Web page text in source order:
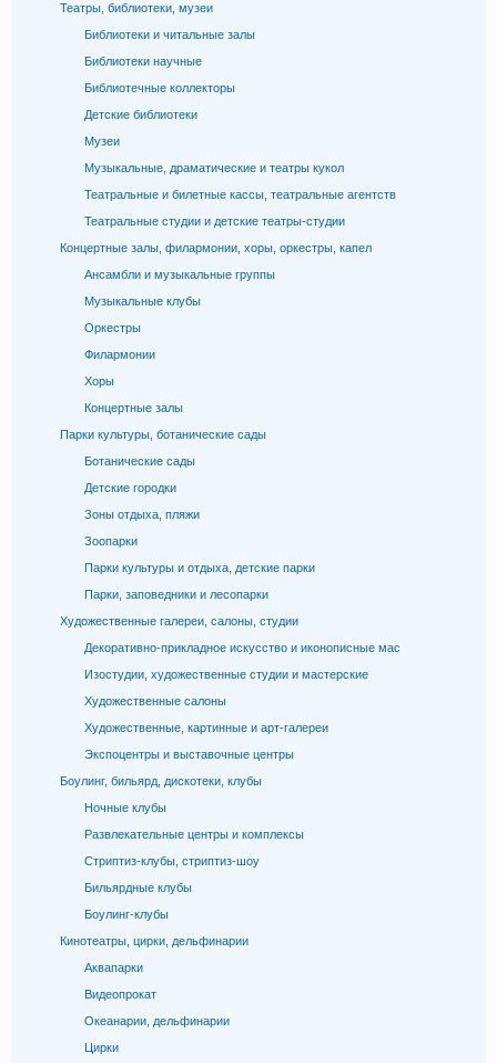
Театры, библиотеки, музеи
Библиотеки и читальные залы
Библиотеки научные
Библиотечные коллекторы
Детские библиотеки
Музеи
Музыкальные, драматические и театры кукол
Театральные и билетные кассы, театральные агентств
Театральные студии и детские театры-студии
Концертные залы, филармонии, хоры, оркестры, капел
Ансамбли и музыкальные группы
Музыкальные клубы
Оркестры
Филармонии
Хоры
Концертные залы
Парки культуры, ботанические сады
Ботанические сады
Детские городки
Зоны отдыха, пляжи
Зоопарки
Парки культуры и отдыха, детские парки
Парки, заповедники и лесопарки
Художественные галереи, салоны, студии
Декоративно-прикладное искусство и иконописные мас
Изостудии, художественные студии и мастерские
Художественные салоны
Художественные, картинные и арт-галереи
Экспоцентры и выставочные центры
Боулинг, бильярд, дискотеки, клубы
Ночные клубы
Развлекательные центры и комплексы
Стриптиз-клубы, стриптиз-шоу
Бильярдные клубы
Боулинг-клубы
Кинотеатры, цирки, дельфинарии
Аквапарки
Видеопрокат
Океанарии, дельфинарии
Цирки